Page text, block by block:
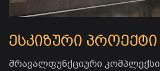
ესკიზური პროექტი
მრავალფუნქციური კომპლექსი